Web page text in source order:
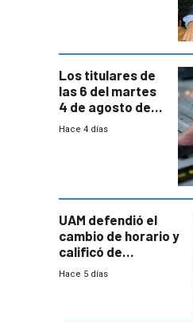
Los titulares de
las 6 del martes
4 de agosto de
2026
Hace 4 días
UAM defendió el
cambio de horario y
calificó de
“desproporcionado”
Hace 5 días